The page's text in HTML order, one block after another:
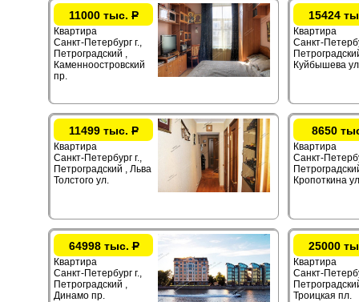
11000 тыс. Р
Квартира
Санкт-Петербург г.,
Петроградский ,
Каменноостровский
пр.
15424
Квартира
Санкт-
Куйбышева
11499 тыс. Р
Квартира
Санкт-Петербург г.,
Петроградский , Льва
Толстого ул.
8650
Квартира
Санкт-
Кропоткина
64998 тыс.Р
Квартира
Санкт-Петербург г.,
Петроградский ,
Динамо пр.
25000
Квартира
Санкт-
Троицкая пл.